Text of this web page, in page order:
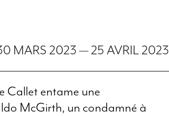
MARS 2023—25 AVRIL 2023
Callet entame une
McGirth, un condamné à